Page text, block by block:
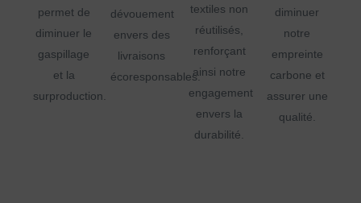
permet de
diminuer le
gaspillage
et la
surproduction.
dévouement
envers des
livraisons
écoresponsables.
textiles non
réutilisés,
renforçant
ainsi notre
engagement
envers la
durabilité.
diminuer
notre
empreinte
carbone et
assurer une
qualité.